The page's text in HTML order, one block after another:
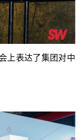
上表达了集团对中